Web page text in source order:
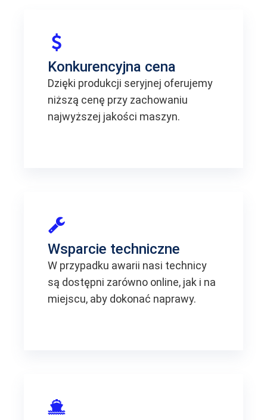
Konkurencyjna cena
Dzięki produkcji seryjnej oferujemy
niższą cenę przy zachowaniu
najwyższej jakości maszyn.
Wsparcie techniczne
W przypadku awarii nasi technicy
są dostępni zarówno online, jak i na
miejscu, aby dokonać naprawy.